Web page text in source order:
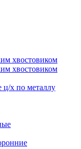
хвостовиком
хвостовиком
ц/х по металлу